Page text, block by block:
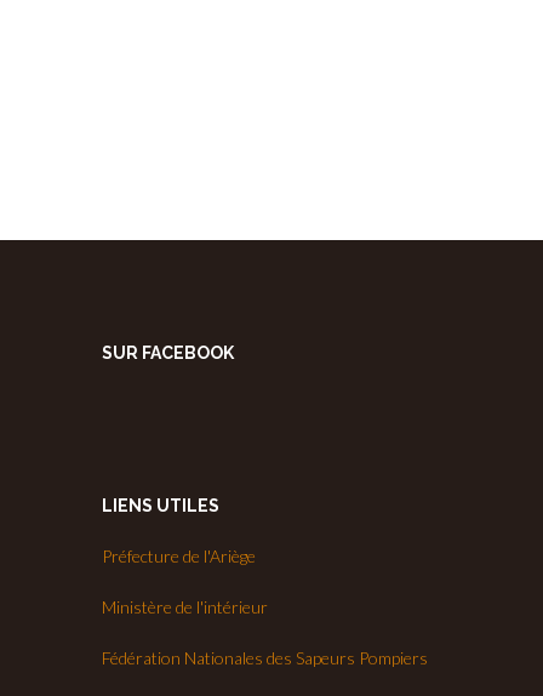
SUR FACEBOOK
LIENS UTILES
Préfecture de l'Ariège
Ministère de l'intérieur
Fédération Nationales des Sapeurs Pompiers